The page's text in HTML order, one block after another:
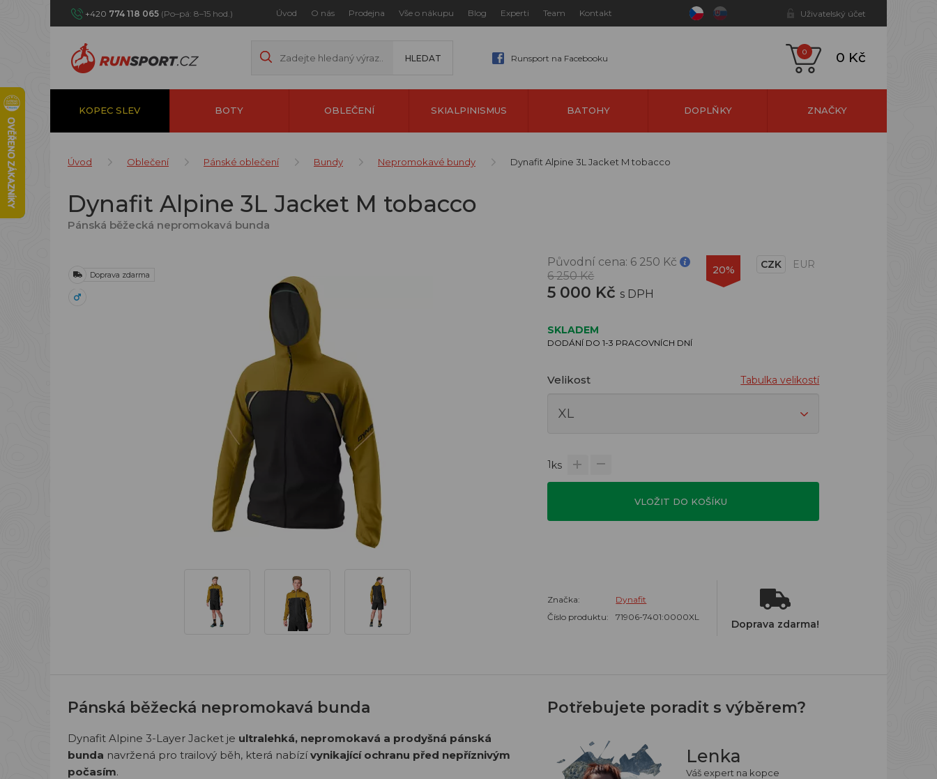
+420 774 118 065 (Po–pá: 8–15 hod.) Úvod O nás Prodejna Vše o nákupu Blog Experti Team Kontakt Uživatelský účet
Runsport na Facebooku
0 0 Kč
KOPEC SLEV BOTY OBLEČENÍ SKIALPINISMUS BATOHY DOPLŇKY ZNAČKY
Úvod Oblečení Pánské oblečení Bundy Nepromokavé bundy Dynafit Alpine 3L Jacket M tobacco
Dynafit Alpine 3L Jacket M tobacco
Pánská běžecká nepromokavá bunda
Doprava zdarma
Původní cena: 6 250 Kč
6 250 Kč
5 000 Kč s DPH
20% CZK EUR
SKLADEM
DODÁNÍ DO 1-3 PRACOVNÍCH DNÍ
Velikost Tabulka velikostí
1ks
VLOŽIT DO KOŠÍKU
Značka:
Dynafit
Číslo produktu:
71906-7401:0000XL
Doprava zdarma!
Pánská běžecká nepromokavá bunda
Dynafit Alpine 3-Layer Jacket je ultralehká, nepromokavá a prodyšná pánská
bunda navržená pro trailový běh, která nabízívynikající ochranu před nepříznivým
počasím.
Potřebujete poradit s výběrem?
Lenka
Váš expert na kopce